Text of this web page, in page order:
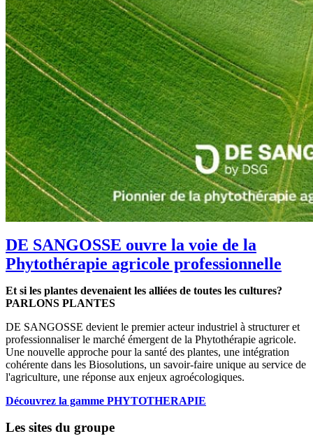
DE SANGOSSE ouvre la voie de la
Phytothérapie agricole professionnelle
Et si les plantes devenaient les alliées de toutes les cultures?
PARLONS PLANTES
DE SANGOSSE devient le premier acteur industriel à structurer et
professionnaliser le marché émergent de la Phytothérapie agricole.
Une nouvelle approche pour la santé des plantes, une intégration
cohérente dans les Biosolutions, un savoir-faire unique au service de
l'agriculture, une réponse aux enjeux agroécologiques.
Découvrez la gamme PHYTOTHERAPIE
Les sites du groupe